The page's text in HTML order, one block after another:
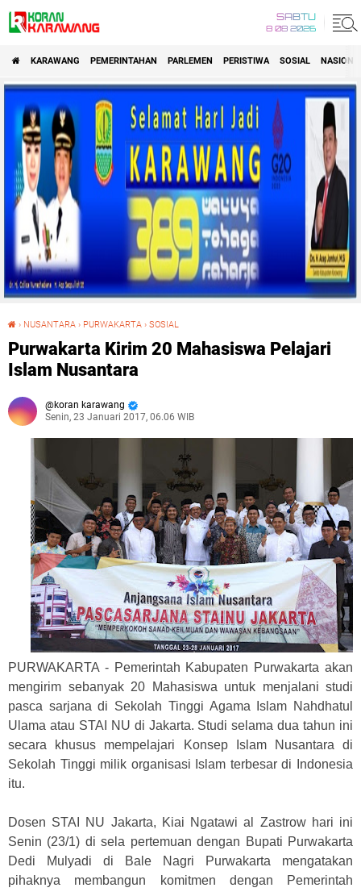
SABTU
8 08 2026
KARAWANG PEMERINTAHAN PARLEMEN PERISTIWA SOSIAL
› NUSANTARA › PURWAKARTA › SOSIAL
Purwakarta Kirim 20 Mahasiswa Pelajari
Islam Nusantara
koran karawang
Senin, 23 Januari 2017, 06.06 WIB
PURWAKARTA - Pemerintah Kabupaten Purwakarta akan
mengirim sebanyak 20 Mahasiswa untuk menjalani studi
pasca sarjana di Sekolah Tinggi Agama Islam Nahdhatul
Ulama atau STAI NU di Jakarta. Studi selama dua tahun ini
secara khusus mempelajari Konsep Islam Nusantara di
Sekolah Tinggi milik organisasi Islam terbesar di Indonesia
itu.
Dosen STAI NU Jakarta, Kiai Ngatawi al Zastrow hari ini
Senin (23/1) di sela pertemuan dengan Bupati Purwakarta
Dedi Mulyadi di Bale Nagri Purwakarta mengatakan
pihaknya membangun komitmen dengan Pemerintah